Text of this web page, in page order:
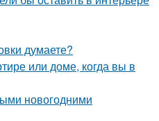
думаете?
или доме, когда вы в
новогодними